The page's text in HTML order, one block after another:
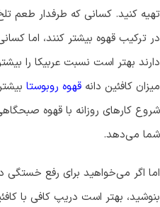
تهیه کنید. کسانی که طرفدار طعم
در ترکیب قهوه بیشتر کنند، اما
دارند بهتر است نسبت عربیکا را
میزان کافئین دانه قهوه روبوستا
شروع کارهای روزانه با قهوه
شما می‌دهد.
اما اگر می‌خواهید برای رفع خستگی
بنوشید، بهتر است دریپ کافی با